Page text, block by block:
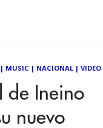
| MUSIC | NACIONAL |VIDEO
de Ineino
nuevo